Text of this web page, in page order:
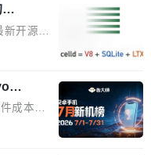
式、浅
的组
要知道
验、或
，两个
Twitte
其他所
不一
年前的
Cloudf
的平台
年秘密
开源项
。 设
兼容
协调——
夺
列
成本暴
度明显